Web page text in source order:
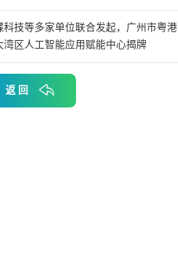
科技等多家单位联合发起，广州市粤港
湾区人工智能应用赋能中心揭牌
返 回